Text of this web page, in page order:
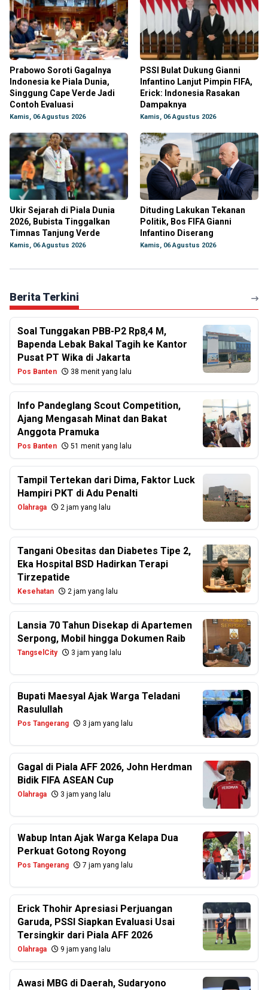
Prabowo Soroti Gagalnya
Indonesia ke Piala Dunia,
Singgung Cape Verde Jadi
Contoh Evaluasi
Kamis, 06 Agustus 2026
PSSI Bulat Dukung Gianni
Infantino Lanjut Pimpin FIFA,
Erick: Indonesia Rasakan
Dampaknya
Kamis, 06 Agustus 2026
Ukir Sejarah di Piala Dunia
2026, Bubista Tinggalkan
Timnas Tanjung Verde
Kamis, 06 Agustus 2026
Dituding Lakukan Tekanan
Politik, Bos FIFA Gianni
Infantino Diserang
Kamis, 06 Agustus 2026
Berita Terkini
Soal Tunggakan PBB-P2 Rp8,4 M,
Bapenda Lebak Bakal Tagih ke Kantor
Pusat PT Wika di Jakarta
Pos Banten 38 menit yang lalu
Info Pandeglang Scout Competition,
Ajang Mengasah Minat dan Bakat
Anggota Pramuka
Pos Banten 51 menit yang lalu
Tampil Tertekan dari Dima, Faktor Luck
Hampiri PKT di Adu Penalti
Olahraga 2 jam yang lalu
Tangani Obesitas dan Diabetes Tipe 2,
Eka Hospital BSD Hadirkan Terapi
Tirzepatide
Kesehatan 2 jam yang lalu
Lansia 70 Tahun Disekap di Apartemen
Serpong, Mobil hingga Dokumen Raib
TangselCity 3 jam yang lalu
Bupati Maesyal Ajak Warga Teladani
Rasulullah
Pos Tangerang 3 jam yang lalu
Gagal di Piala AFF 2026, John Herdman
Bidik FIFA ASEAN Cup
Olahraga 3 jam yang lalu
Wabup Intan Ajak Warga Kelapa Dua
Perkuat Gotong Royong
Pos Tangerang 7 jam yang lalu
Erick Thohir Apresiasi Perjuangan
Garuda, PSSI Siapkan Evaluasi Usai
Tersingkir dari Piala AFF 2026
Olahraga 9 jam yang lalu
Awasi MBG di Daerah, Sudaryono